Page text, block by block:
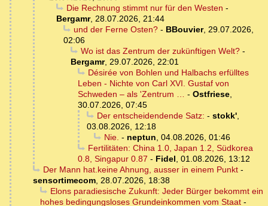
Die Rechnung stimmt nur für den Westen -
Bergamr, 28.07.2026, 21:44
und der Ferne Osten?- BBouvier, 29.07.2026,
02:06
Wo ist das Zentrum der zukünftigen Welt?-
Bergamr, 29.07.2026, 22:01
Désirée von Bohlen und Halbachs erfülltes
Leben - Nichte von Carl XVI. Gustaf von
Schweden – als 'Zentrum … - Ostfriese,
30.07.2026, 07:45
Der entscheidendende Satz: - stokk',
03.08.2026, 12:18
Nie. - neptun, 04.08.2026, 01:46
Fertilitäten: China 1.0, Japan 1.2, Südkorea
0.8, Singapur 0.87 - Fidel, 01.08.2026, 13:12
Der Mann hat.keine Ahnung, ausser in einem Punkt-
sensortimecom, 28.07.2026, 18:38
Elons paradiesische Zukunft: Jeder Bürger bekommt ein
hohes bedingungsloses Grundeinkommen vom Staat -